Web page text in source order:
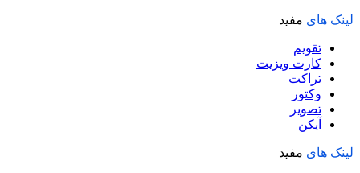
لینک های مفید
تقویم
کارت ویزیت
تراکت
وکتور
تصویر
آیکن
لینک های مفید